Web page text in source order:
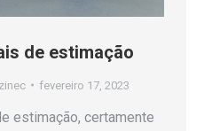
de estimação
fevereiro 17, 2023
estimação, certamente